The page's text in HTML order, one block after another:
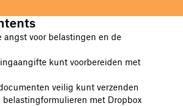
angst voor belastingen en de
kunt voorbereiden met
veilig kunt verzenden
belastingformulieren met Dropbox